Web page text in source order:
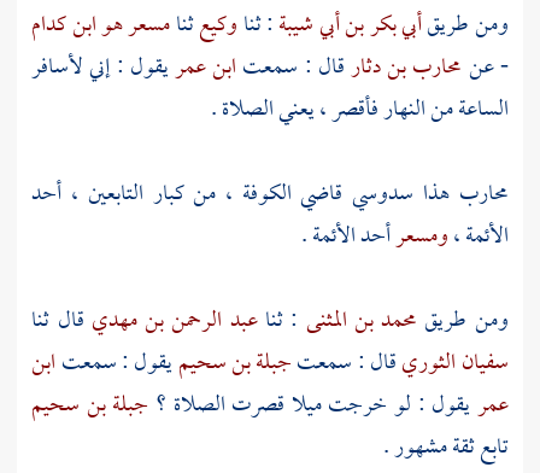
ومن طريقأبي بكر بن أبي شيبة: ثناوكيعثنامسعر هو ابن كدام
- عنمحارب بن دثارقال : سمعتابن عمريقول : إني لأسافر
الساعة من النهار فأقصر ، يعني الصلاة .
محارب هذا سدوسي قاضي الكوفة ، من كبار التابعين ، أحد
الأئمة ،ومسعرأحد الأئمة .
ومن طريقمحمد بن المثنى : ثناعبد الرحمن بن مهدي قال ثنا
سفيان الثوريقال : سمعتجبلة بن سحيميقول : سمعتابن
عمريقول : لو خرجت ميلا قصرت الصلاة ؟ جبلة بن سحيم
تابع ثقة مشهور .